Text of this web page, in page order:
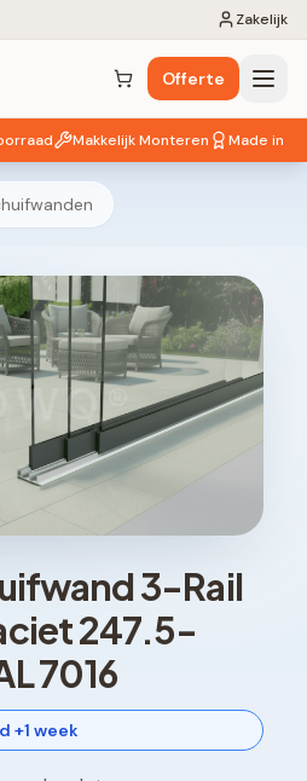
Zakelijk
Winkelwagen ( 0 items)
Offerte
Makkelijk Monteren Made in EU
3-Rail
247.5-
7016
+1 week